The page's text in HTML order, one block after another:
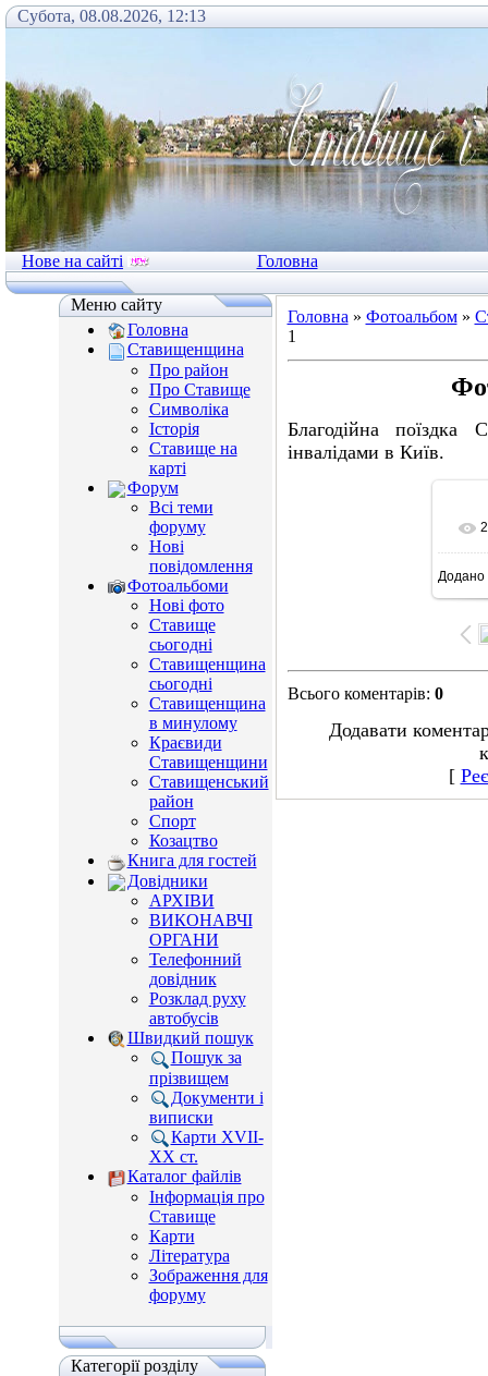
Субота, 08.08.2026, 12:13
Нове на сайті Головна
Меню сайту
Головна
Ставищенщина
Про район
Про Ставище
Символіка
Історія
Ставище на
карті
Форум
Всі теми
форуму
Нові
повідомлення
Фотоальбоми
Нові фото
Ставище
сьогодні
Ставищенщина
сьогодні
Ставищенщина
в минулому
Краєвиди
Ставищенщини
Ставищенський
район
Спорт
Козацтво
Книга для гостей
Довідники
АРХІВИ
ВИКОНАВЧІ
ОРГАНИ
Телефонний
довідник
Розклад руху
автобусів
Швидкий пошук
Пошук за
прізвищем
Документи і
виписки
Карти XVII-
XX ст.
Каталог файлів
Інформація про
Ставище
Карти
Література
Зображення для
форуму
Категорії розділу
Головна » Фотоальбом»
1
Благодійна поїздка
інвалідами в Київ.
Додано
Всього коментарів: 0
Додавати
[